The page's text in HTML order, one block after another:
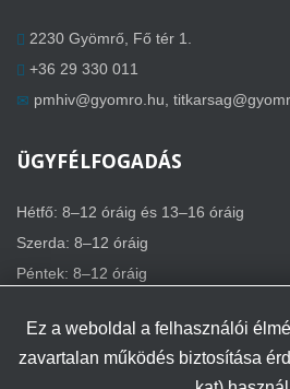
2230 Gyömrő, Fő tér 1.
+36 29 330 011
pmhiv@gyomro.hu
ÜGYFÉLFOGADÁS
Hétfő: 8–12 óráig és 13–16 óráig
Szerda: 8–12 óráig
Péntek: 8–12 óráig
Ez a weboldal a felhasználói
zavartalan működés biztosítása